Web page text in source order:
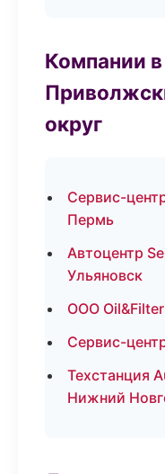
Компании в
округ
Сервис-
Пермь
Автоцентр
Ульяновск
ООО
Сервис-
Техстанция
Нижний